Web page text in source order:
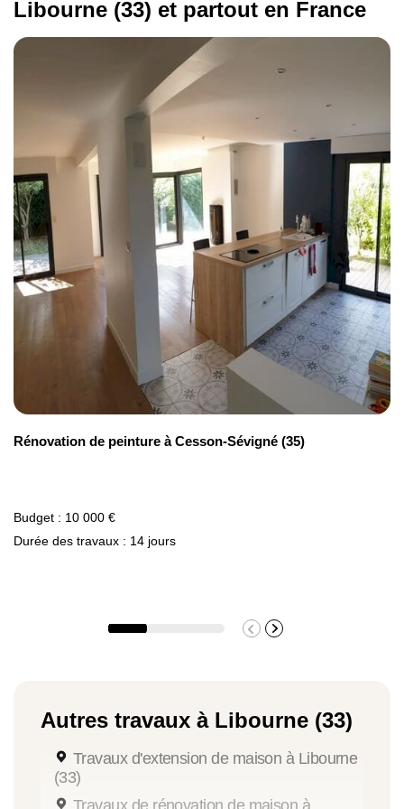
énergétique à Libourne:
isolation thermique des murs et des combles,
remplacement de fenêtres,
installation de systèmes de chauffage ou de
ventilation performants.
Nos artisans certifiés RGE vous aident à améliorer
le confort de votre maison ou de votre appartement
tout en réduisant vos dépenses d'énergie.
Libourne (33) et partout en France
Rénovation de peinture à Cesson-Sévigné (35)
Budget : 10 000 €
Durée des travaux : 14 jours
Autres travaux à Libourne (33)
Travaux d'extension de maison à Libourne
(33)
Travaux de rénovation de maison à